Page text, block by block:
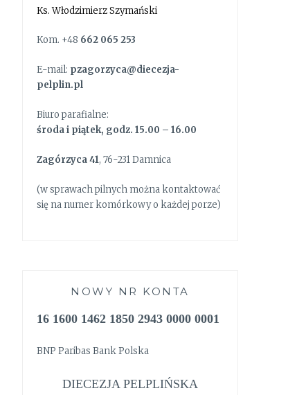
Ks. Włodzimierz Szymański
Kom. +48 662 065 253
E-mail: pzagorzyca@diecezja-
pelplin.pl
Biuro parafialne:
środa i piątek, godz. 15.00 – 16.00
Zagórzyca 41, 76-231 Damnica
(w sprawach pilnych można kontaktować
się na numer komórkowy o każdej porze)
NOWY NR KONTA
16 1600 1462 1850 2943 0000 0001
BNP Paribas Bank Polska
DIECEZJA PELPLIŃSKA